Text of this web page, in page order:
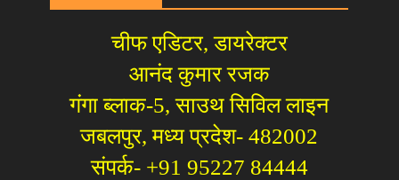
चीफ एडिटर, डायरेक्टर
आनंद कुमार रजक
गंगा ब्लाक-5, साउथ सिविल लाइन
जबलपुर, मध्य प्रदेश- 482002
संपर्क- +91 95227 84444